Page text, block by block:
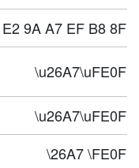
E2 9A A7 EF B8 8F
\u26A7\uFE0F
\u26A7\uFE0F
\26A7 \FE0F